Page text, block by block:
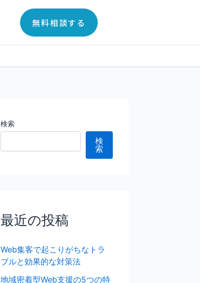
無料相談する
検索
検
索
最近の投稿
Web集客で起こりがちなトラ
ブルと効果的な対策法
地域密着型Web支援の5つの特